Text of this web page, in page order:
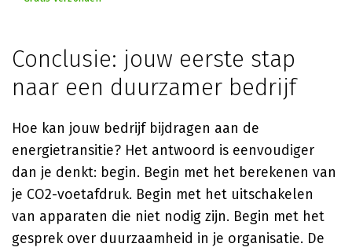
Conclusie: jouw eerste stap
naar een duurzamer bedrijf
Hoe kan jouw bedrijf bijdragen aan de
energietransitie? Het antwoord is eenvoudiger
dan je denkt: begin. Begin met het berekenen van
je CO2-voetafdruk. Begin met het uitschakelen
van apparaten die niet nodig zijn. Begin met het
gesprek over duurzaamheid in je organisatie. De